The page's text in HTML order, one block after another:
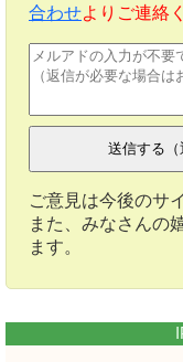
合わせよりご連絡
ご意見は今後のサ
また、みなさんの
ます。